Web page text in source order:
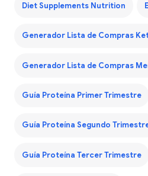
Diet Supplements Nutrition
Generador Lista de Compras
Generador Lista de Compras
Guía Proteína Primer Trimestre
Guía Proteína Segundo
Guía Proteína Tercer Trimestre